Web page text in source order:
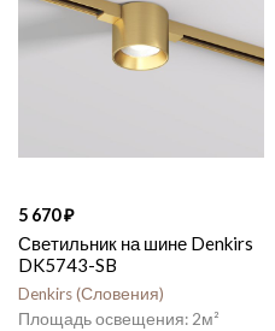
5 670
Светильник на шине Denkirs
DK5743-SB
Denkirs Словения
2